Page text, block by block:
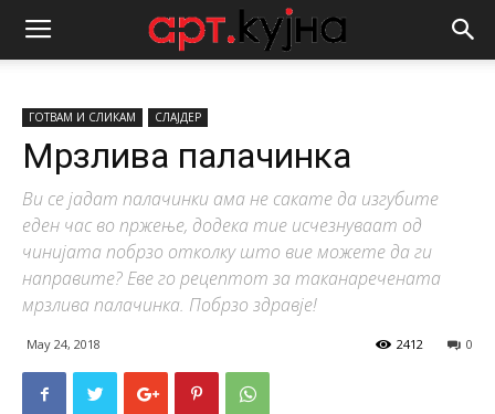
ГОТВАМ И СЛИКАМ СЛАЈДЕР
Мрзлива палачинка
Ви се јадат палачинки ама не сакате да изгубите
еден час во пржење, додека тие исчезнуваат од
чинијата побрзо отколку што вие можете да ги
направите? Еве го рецептот за таканаречената
мрзлива палачинка. Побрзо здравје!
May 24, 2018 0
2412